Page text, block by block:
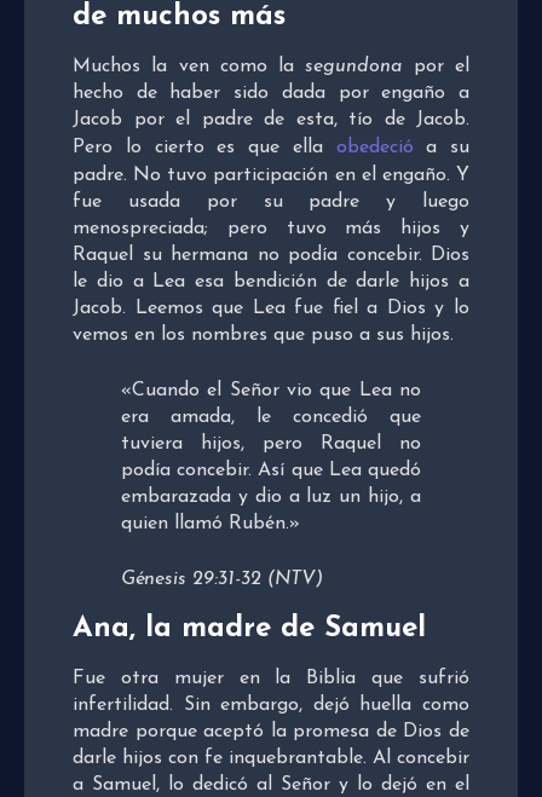
de muchos más
Muchos la ven como lasegundona por el
hecho de haber sido dada por engaño a
Jacob por el padre de esta, tío de Jacob.
Pero lo cierto es que ella obedeció a su
padre. No tuvo participación en el engaño. Y
fue usada por su padre y luego
menospreciada; pero tuvo más hijos y
Raquel su hermana no podía concebir. Dios
le dio a Lea esa bendición de darle hijos a
Jacob. Leemos que Lea fue fiel a Dios y lo
vemos en los nombres que puso a sus hijos.
«Cuando el Señor vio que Lea no
era amada, le concedió que
tuviera hijos, pero Raquel no
podía concebir. Así que Lea quedó
embarazada y dio a luz un hijo, a
quien llamó Rubén.»
Génesis 29:31-32 (NTV)
Ana, la madre de Samuel
Fue otra mujer en la Biblia que sufrió
infertilidad. Sin embargo, dejó huella como
madre porque aceptó la promesa de Dios de
darle hijos con fe inquebrantable. Al concebir
a Samuel, lo dedicó al Señor y lo dejó en el